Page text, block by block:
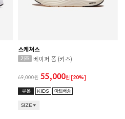
스케쳐스
베이퍼 폼 (키즈)
69,000 55,000원 [20%]
SIZE